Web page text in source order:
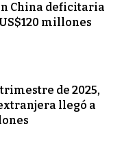
China deficitaria
millones
de 2025,
llegó a